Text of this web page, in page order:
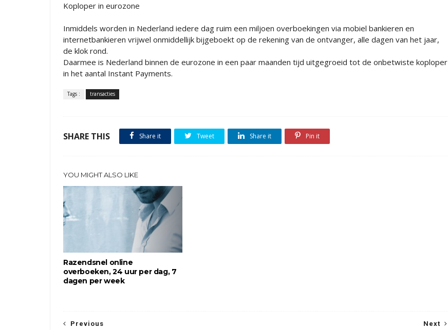
Koploper in eurozone
Inmiddels worden in Nederland iedere dag ruim een miljoen overboekingen via mobiel bankieren en
internetbankieren vrijwel onmiddellijk bijgeboekt op de rekening van de ontvanger, alle dagen van het jaar,
de klok rond.
Daarmee is Nederland binnen de eurozone in een paar maanden tijd uitgegroeid tot de onbetwiste koploper
in het aantal Instant Payments.
Tags : transacties
SHARE THIS Share it Tweet Share it Pin it
YOU MIGHT ALSO LIKE
Razendsnel online
overboeken, 24 uur per dag, 7
dagen per week
Next
Previous